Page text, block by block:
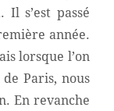
Il s’est passé
année.
lorsque l’on
Paris, nous
En revanche